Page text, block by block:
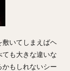
敷いてしまえばヘ
も大きな違いな
もしれないシー